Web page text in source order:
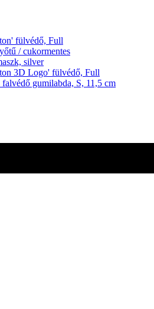
fülvédő, Full
/ cukormentes
silver
3D Logo' fülvédő, Full
gumilabda, S, 11,5 cm